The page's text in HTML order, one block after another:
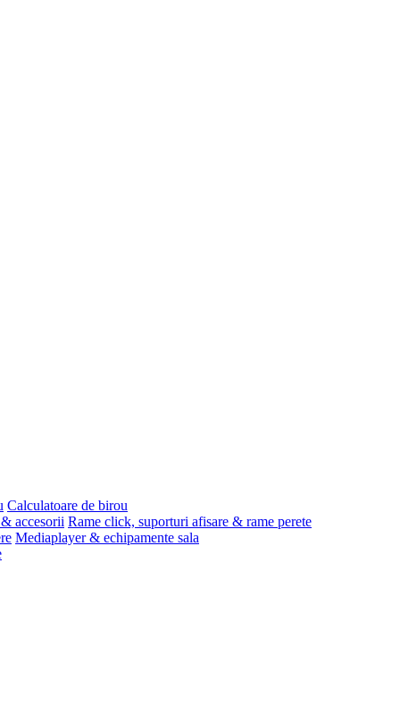
Calculatoare de birou
accesorii Rame click, suporturi afisare & rame perete
Mediaplayer & echipamente sala